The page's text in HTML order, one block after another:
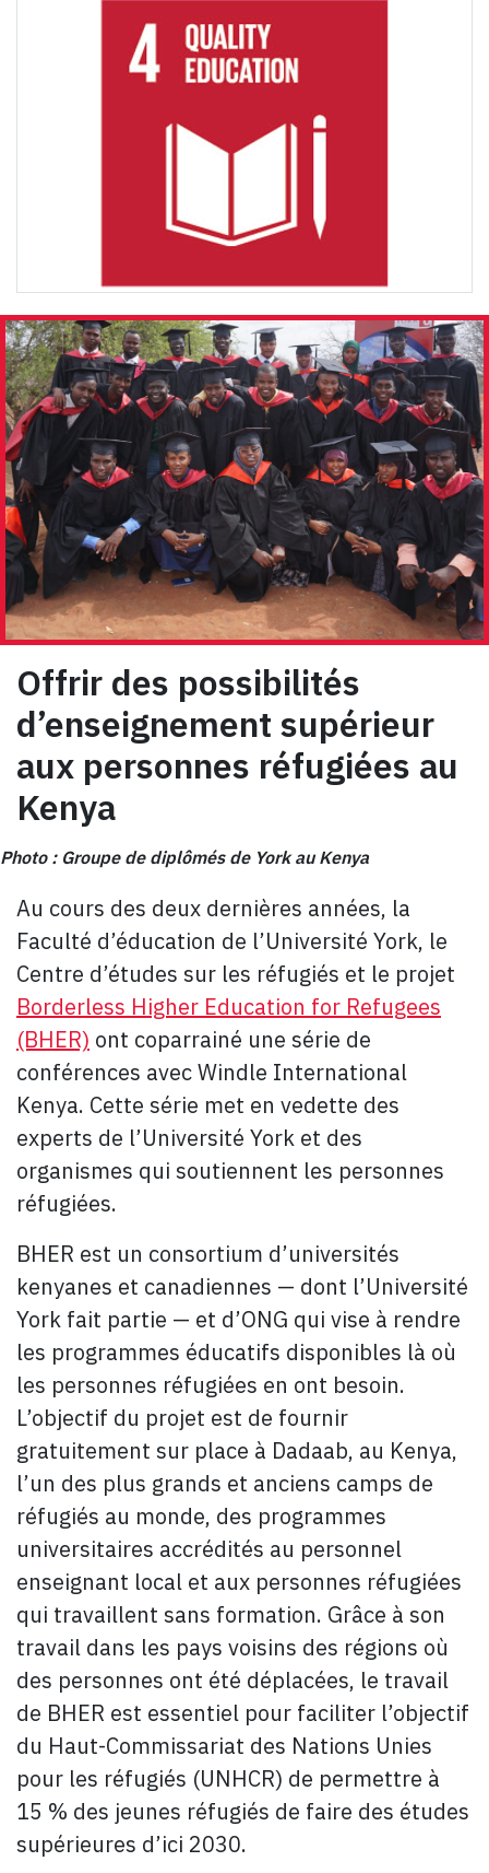
Offrir des possibilités
d’enseignement supérieur
aux personnes réfugiées au
Kenya
Photo : Groupe de diplômés de York au Kenya
Au cours des deux dernières années, la
Faculté d’éducation de l’Université York, le
Centre d’études sur les réfugiés et le projet
Borderless Higher Education for Refugees
(BHER) ont coparrainé une série de
conférences avec Windle International
Kenya. Cette série met en vedette des
experts de l’Université York et des
organismes qui soutiennent les personnes
réfugiées.
BHER est un consortium d’universités
kenyanes et canadiennes — dont l’Université
York fait partie — et d’ONG qui vise à rendre
les programmes éducatifs disponibles là où
les personnes réfugiées en ont besoin.
L’objectif du projet est de fournir
gratuitement sur place à Dadaab, au Kenya,
l’un des plus grands et anciens camps de
réfugiés au monde, des programmes
universitaires accrédités au personnel
enseignant local et aux personnes réfugiées
qui travaillent sans formation. Grâce à son
travail dans les pays voisins des régions où
des personnes ont été déplacées, le travail
de BHER est essentiel pour faciliter l’objectif
du Haut-Commissariat des Nations Unies
pour les réfugiés (UNHCR) de permettre à
15 % des jeunes réfugiés de faire des études
supérieures d’ici 2030.